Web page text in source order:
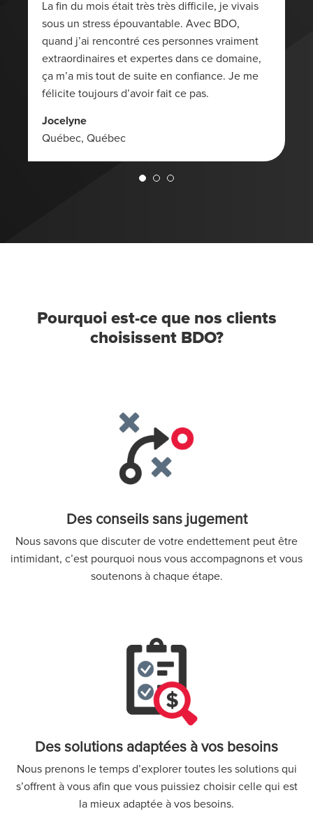
La fin du mois était très très difficile, je vivais
sous un stress épouvantable. Avec BDO,
quand j’ai rencontré ces personnes vraiment
extraordinaires et expertes dans ce domaine,
ça m’a mis tout de suite en confiance. Je me
félicite toujours d’avoir fait ce pas.
Jocelyne
Québec, Québec
Pourquoi est-ce que nos clients
choisissent BDO?
Des conseils sans jugement
Nous savons que discuter de votre endettement peut être
intimidant, c’est pourquoi nous vous accompagnons et vous
soutenons à chaque étape.
Des solutions adaptées à vos besoins
Nous prenons le temps d’explorer toutes les solutions qui
s’offrent à vous afin que vous puissiez choisir celle qui est
la mieux adaptée à vos besoins.